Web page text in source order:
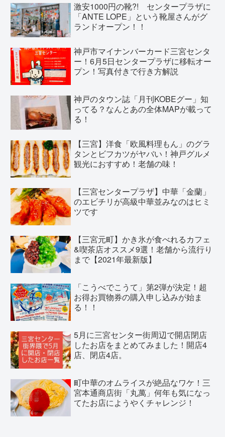
激安1000円の靴?! センタープラザに
「ANTE LOPE」という靴屋さんがグ
ランドオープン！！
神戸市マイナンバーカード三宮センタ
ー！6月5日センタープラザに移転オー
プン！写真付きで行き方解説
神戸のタウン誌「月刊KOBEグー」知
ってる？なんとあの全体MAPが載って
る！
【三宮】洋食「欧風料理もん」のグラ
タンとビフカツがヤバい！神戸グルメ
観光におすすめ！老舗の味！
【三宮センタープラザ】中華「金蘭」
のエビチリが高級中華並みなのはヒミ
ツです
【三宮元町】かき氷が食べれるカフェ
&喫茶店オススメ9選！老舗から流行り
まで【2021年最新版】
「こうべでこうて」第2弾が決定！超
お得お買物券の購入申し込みが始ま
る！！
5月に三宮センター街周辺で開店閉店
したお店をまとめてみました！開店4
店、閉店4店。
町中華のオムライスが絶品なワケ！三
宮本通商店街「丸萬」何年も気になっ
てたお店にようやくチャレンジ！